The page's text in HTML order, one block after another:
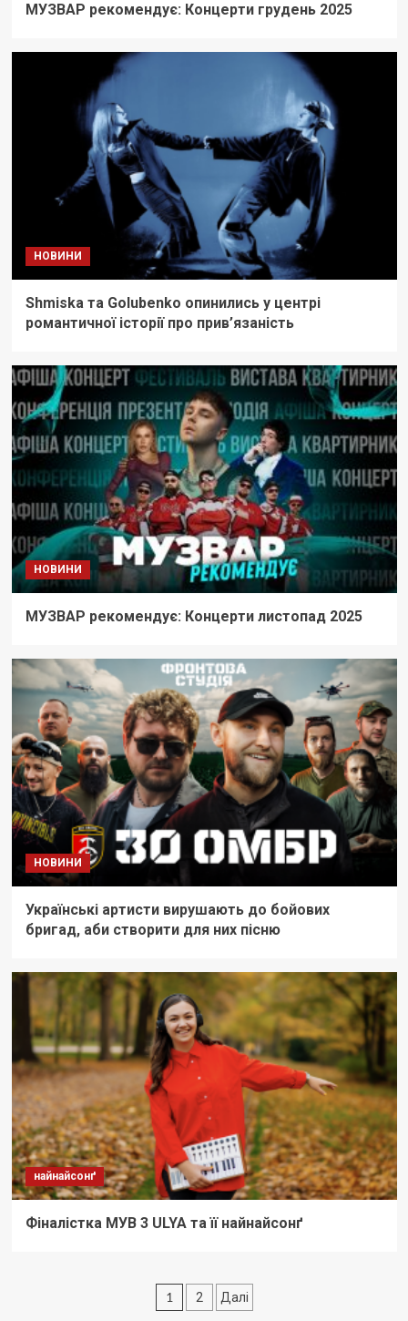
МУЗВАР рекомендує: Концерти грудень 2025
НОВИНИ
Shmiska та Golubenko опинились у центрі
романтичної історії про прив’язаність
НОВИНИ
МУЗВАР рекомендує: Концерти листопад 2025
НОВИНИ
Українські артисти вирушають до бойових
бригад, аби створити для них пісню
найнайсонґ
Фіналістка МУВ 3 ULYA та її найнайсонґ
Пагінація
1 2 Далі